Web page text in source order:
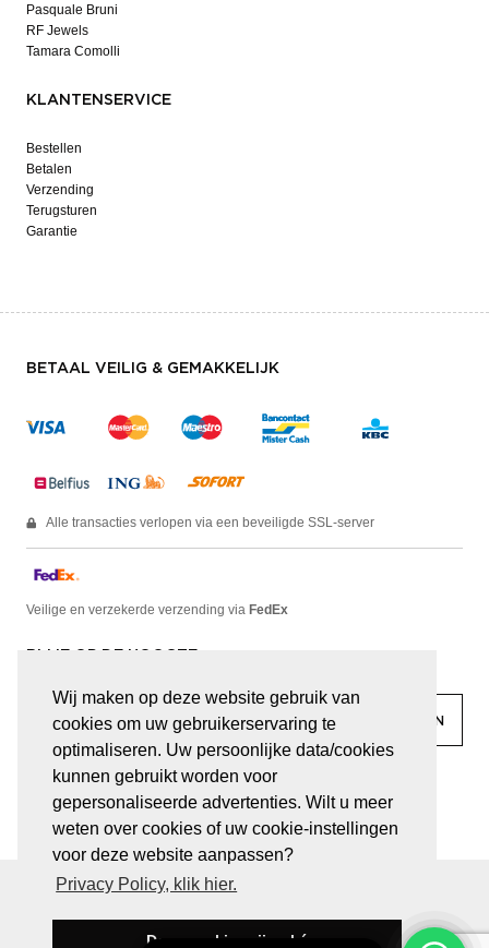
Wij maken op deze website gebruik van
cookies om uw gebruikerservaring te
optimaliseren. Uw persoonlijke data/cookies
kunnen gebruikt worden voor
gepersonaliseerde advertenties. Wilt u meer
weten over cookies of uw cookie-instellingen
voor deze website aanpassen?
Privacy Policy, klik hier.
Deze cookies zijn oké
Pasquale Bruni
RF Jewels
Tamara Comolli
KLANTENSERVICE
Bestellen
Betalen
Verzending
Terugsturen
Garantie
BETAAL VEILIG & GEMAKKELIJK
Alle transacties verlopen via een beveiligde SSL-server
Veilige en verzekerde verzending via FedEx
BLIJF OP DE HOOGTE
facebook linkedin
© JUWELEN HAESEVOETS 2026